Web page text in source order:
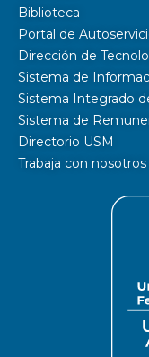
Biblioteca
Portal de
Dirección de
Sistema de
Sistema Integrado
Sistema de
Directorio USM
Trabaja con nosotros